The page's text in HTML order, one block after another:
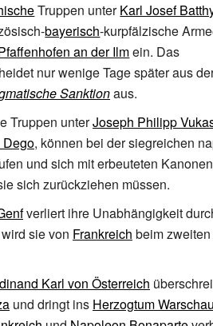
Truppen unterKarl Josef
bayerisch-kurpfälzische
an der Ilmein. Das
nur wenige Tage später aus
Sanktionaus.
Truppen unterJoseph Philipp
, können bei der siegreichen
und sich mit erbeuteten
sich zurückziehen müssen.
verliert ihre Unabhängigkeit
wird sie von Frankreich beim
Karl von Österreich
und dringt ins Herzogtum Warschau